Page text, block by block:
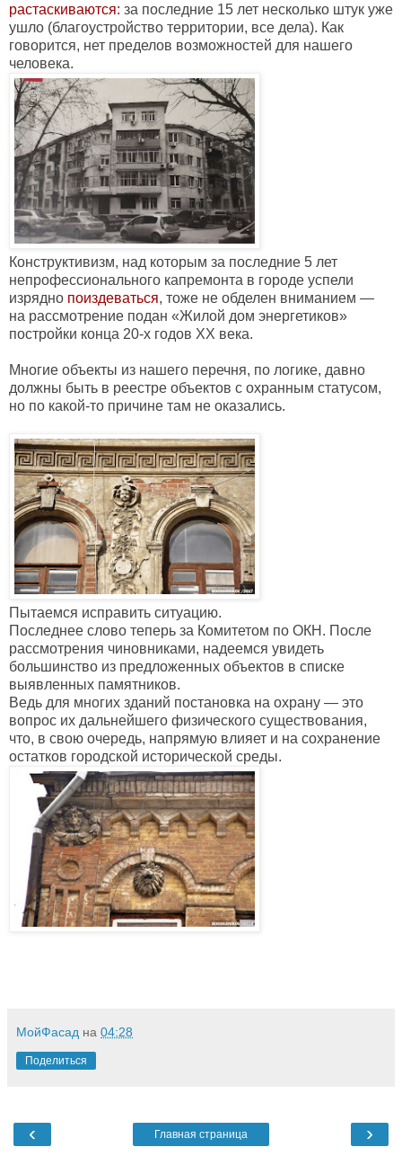
растаскиваются: за последние 15 лет несколько штук уже
ушло (благоустройство территории, все дела). Как
говорится, нет пределов возможностей для нашего
человека.
Конструктивизм, над которым за последние 5 лет
непрофессионального капремонта в городе успели
изрядно поиздеваться, тоже не обделен вниманием —
на рассмотрение подан «Жилой дом энергетиков»
постройки конца 20-х годов XX века.
Многие объекты из нашего перечня, по логике, давно
должны быть в реестре объектов с охранным статусом,
но по какой-то причине там не оказались.
Пытаемся исправить ситуацию.
Последнее слово теперь за Комитетом по ОКН. После
рассмотрения чиновниками, надеемся увидеть
большинство из предложенных объектов в списке
выявленных памятников.
Ведь для многих зданий постановка на охрану — это
вопрос их дальнейшего физического существования,
что, в свою очередь, напрямую влияет и на сохранение
остатков городской исторической среды.
МойФасад на 04:28
Поделиться
‹ ›
Главная страница